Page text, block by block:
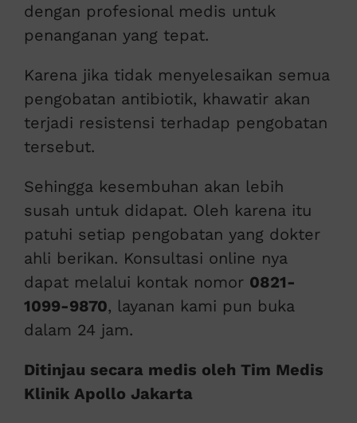
dengan profesional medis untuk
penanganan yang tepat.
Karena jika tidak menyelesaikan semua
pengobatan antibiotik, khawatir akan
terjadi resistensi terhadap pengobatan
tersebut.
Sehingga kesembuhan akan lebih
susah untuk didapat. Oleh karena itu
patuhi setiap pengobatan yang dokter
ahli berikan. Konsultasi online nya
dapat melalui kontak nomor 0821-
1099-9870, layanan kami pun buka
dalam 24 jam.
Ditinjau secara medis oleh Tim Medis
Klinik Apollo Jakarta